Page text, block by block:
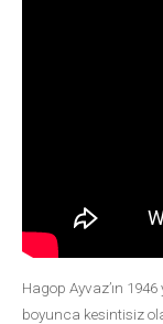
Hagop Ayvaz’ın
boyunca kesintisiz